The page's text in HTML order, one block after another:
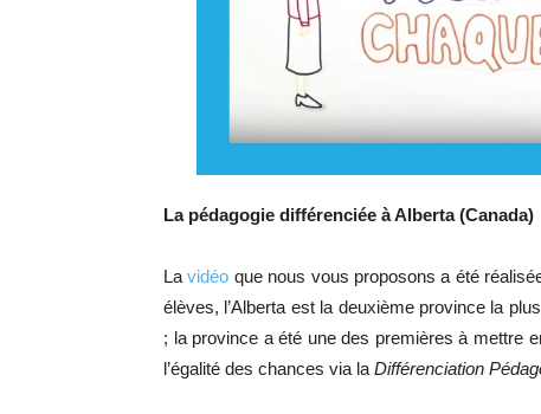
La pédagogie différenciée à Alberta (Canada)
Lavidéo que nous vous proposons a été
élèves, l’Alberta est la deuxième province la
; la province a été une des premières à mettre
l’égalité des chances via la Différenciation